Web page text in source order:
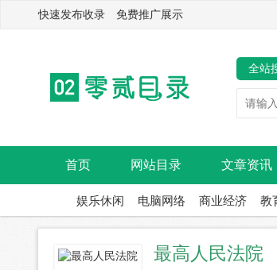
快速发布收录 免费推广展示
全站
首页 网站目录 文章资讯
娱乐休闲 电脑网络 商业经济 教
最高人民法院